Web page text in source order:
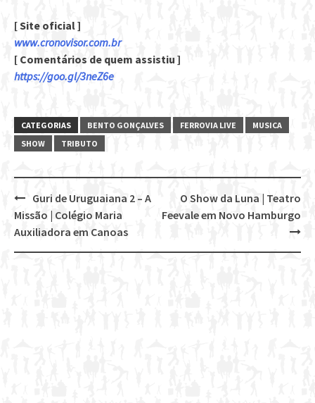
[ Site oficial ]
www.cronovisor.com.br
[ Comentários de quem assistiu ]
https://goo.gl/3neZ6e
CATEGORIAS BENTO GONÇALVES FERROVIA LIVE
MUSICA
SHOW
TRIBUTO
Post
navigation
O Show da Luna | Teatro
Feevale em Novo Hamburgo
Guri de Uruguaiana 2 – A
Missão | Colégio Maria
Auxiliadora em Canoas